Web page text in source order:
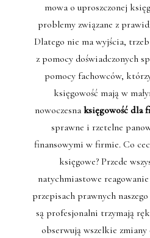
mowa o uproszczonej
problemy związane z
Dlatego nie ma wyjścia,
z pomocy doświadczonych
pomocy fachowców,
księgowość mają w
nowoczesnaksięgowość dla
sprawne i rzetelne
finansowymi w firmie. Co
księgowe? Przede
natychmiastowe
przepisach prawnych
są profesjonalni trzymają
obserwują wszelkie